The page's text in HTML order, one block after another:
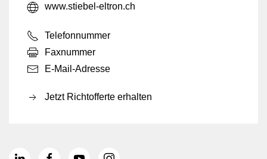
www.stiebel-eltron.ch
Telefonnummer
Faxnummer
E-Mail-Adresse
Jetzt Richtofferte erhalten